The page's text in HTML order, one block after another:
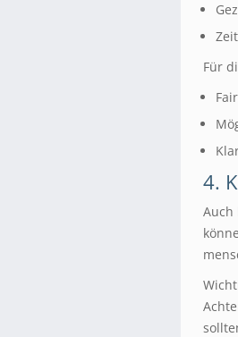
Für
4.
Auch